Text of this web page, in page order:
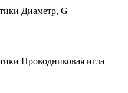
Диаметр, G
Проводниковая игла